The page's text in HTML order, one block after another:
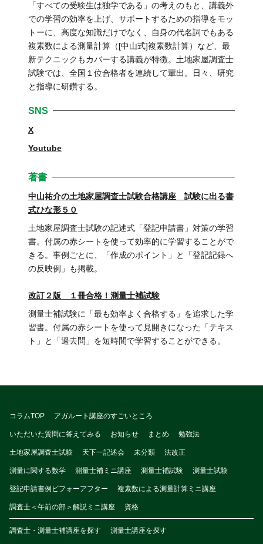
「すべての受験生は独学である」の考えのもと、講義外
での学習の効率を上げ、サポートするための指導をモッ
トーに、高度な知識だけでなく、自身の代名詞でもある
複素数による測量計算（[中山式]複素数計算）など、最
新テクニックもカバーする講義が特徴。土地家屋調査士
試験では、全国１位合格者を連続して輩出。日々、研究
と指導に研鑽する。
SNS
X
Youtube
著書
中山祐介の土地家屋調査士試験合格講座 試験に出る書
式ひな形５０
土地家屋調査士試験の記述式「登記申請書」対策の学習
書。付属の赤シートを使って効率的に学習することがで
きる。事例ごとに、「作成のポイント」と「登記記録へ
の反映例」も掲載。
改訂２版 １冊合格！測量士補試験
測量士補試験に「最も効率よく合格する」を追求した学
習書。付属の赤シートを使って見開きになった「テキス
ト」と「過去問」を短時間で学習することができる。
コラムTOP アガルート講座のすごいところ
いただいた質問に答えてみる お知らせ まとめ 勉強法
土地家屋調査士試験 天下一記述会 未分類 法改正
測量に関する数学 測量士補ミニ講座 測量士補試験 測量士試験
登記申請書例ビフォーアフター 複素数による測量計算ミニ講座
調査士＜午前の部＞解説ミニ講座 資格
調査士・測量士補講座を探す 測量士講座を探す